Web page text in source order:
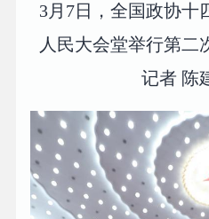
3月7日，全国政协十
人民大会堂举行第二
记者 陈